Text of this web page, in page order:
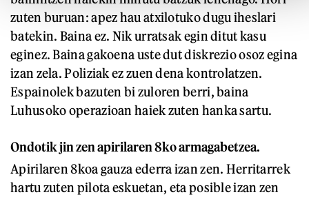
zuten buruan: apez hau atxilotuko dugu iheslari
batekin. Baina ez. Nik urratsak egin ditut kasu
eginez. Baina gakoena uste dut diskrezio osoz egina
izan zela. Poliziak ez zuen dena kontrolatzen.
Espainolek bazuten bi zuloren berri, baina
Luhusoko operazioan haiek zuten hanka sartu.
Ondotik jin zen apirilaren 8ko armagabetzea.
Apirilaren 8koa gauza ederra izan zen. Herritarrek
hartu zuten pilota eskuetan, eta posible izan zen